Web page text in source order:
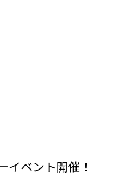
イベント開催！